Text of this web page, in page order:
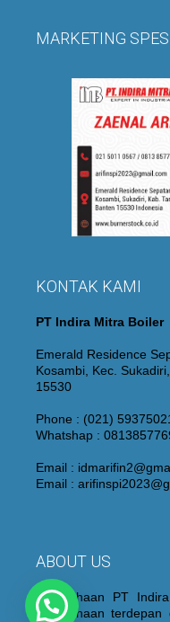
MARKETING
KONTAK KAMI
PT Indira Mitra Boiler
Emerald Residence
Kosambi, Kec.
15530
Phone : (021)
Whatshap :
Email :
Email :
ABOUT US
Perusahaan PT
Perusahaan